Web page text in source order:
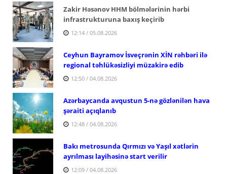
Zakir Həsənov HHM bölmələrinin hərbi
infrastrukturuna baxış keçirib
12:14 / 05.08.2026
Ceyhun Bayramov İsveçrənin XİN rəhbəri ilə
regional təhlükəsizliyi müzakirə edib
12:50 / 04.08.2026
Azərbaycanda avqustun 5-nə gözlənilən hava
şəraiti açıqlanıb
12:48 / 04.08.2026
Bakı metrosunda Qırmızı və Yaşıl xətlərin
ayrılması layihəsinə start verilir
12:09 / 04.08.2026